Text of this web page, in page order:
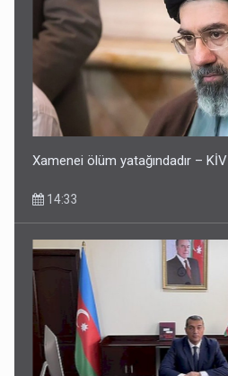
Xamenei ölüm yatağındadır – KİV
14:33